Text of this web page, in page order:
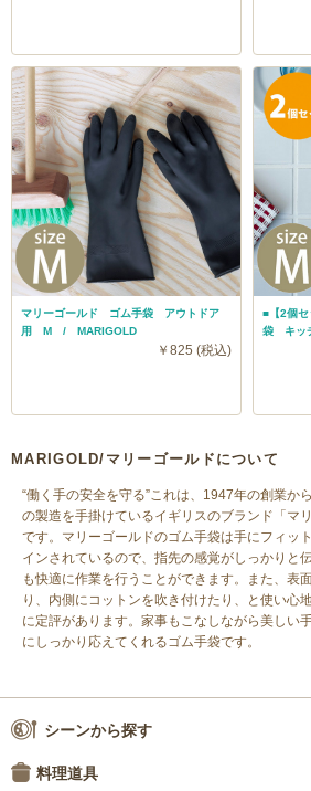
マリーゴールド ゴム手袋 アウトドア
用 M / MARIGOLD
￥825 (税込)
■【2個
袋 キッ
MARIGOLD/マリーゴールドについて
“働く手の安全を守る”これは、1947年の創業か
の製造を手掛けているイギリスのブランド「マ
です。マリーゴールドのゴム手袋は手にフィッ
インされているので、指先の感覚がしっかりと
も快適に作業を行うことができます。また、表
り、内側にコットンを吹き付けたり、と使い心
に定評があります。家事もこなしながら美しい
にしっかり応えてくれるゴム手袋です。
シーンから探す
料理道具